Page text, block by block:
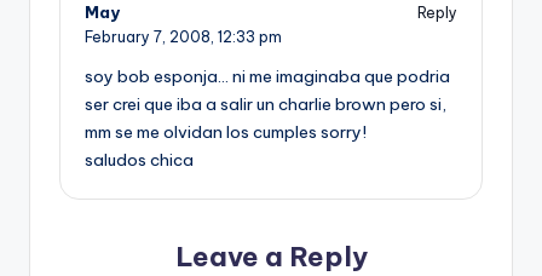
May
Reply
February 7, 2008, 12:33 pm
soy bob esponja… ni me imaginaba que podria
ser crei que iba a salir un charlie brown pero si,
mm se me olvidan los cumples sorry!
saludos chica
Leave a Reply